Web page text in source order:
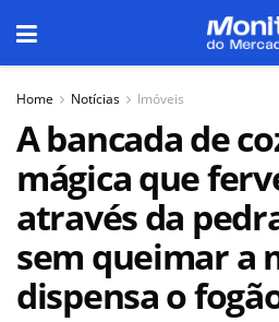
Home Notícias Imóveis
A bancada de
mágica que
através da
sem queimar a
dispensa o